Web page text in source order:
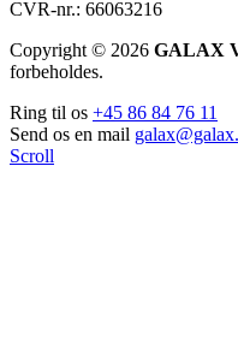
CVR-nr.: 66063216
Copyright © 2026 GALAX
forbeholdes.
Ring til os +45 86 84 76 11
Send os en mail
Scroll